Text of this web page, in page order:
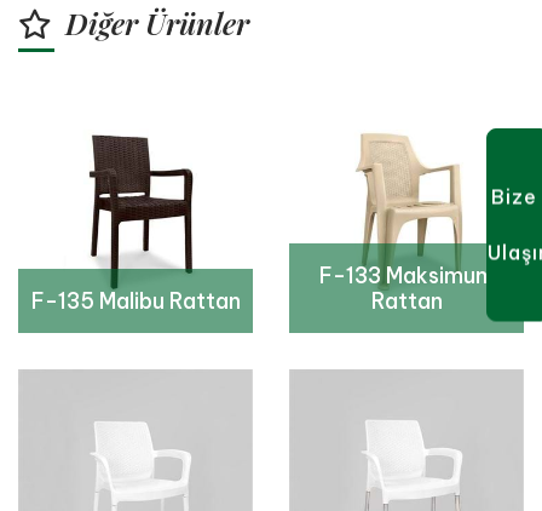
Diğer Ürünler
F-135 Malibu Rattan
F-133 Maksimum
Rattan
Bize